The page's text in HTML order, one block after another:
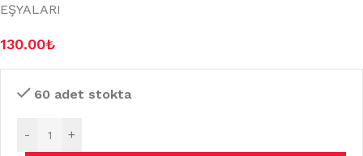
EŞYALARI
130.00₺
60 adet stokta
- +